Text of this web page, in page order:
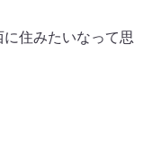
住みたいなって思